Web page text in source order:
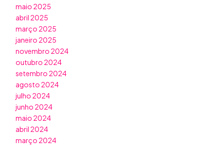
maio 2025
abril 2025
março 2025
janeiro 2025
novembro 2024
outubro 2024
setembro 2024
agosto 2024
julho 2024
junho 2024
maio 2024
abril 2024
março 2024